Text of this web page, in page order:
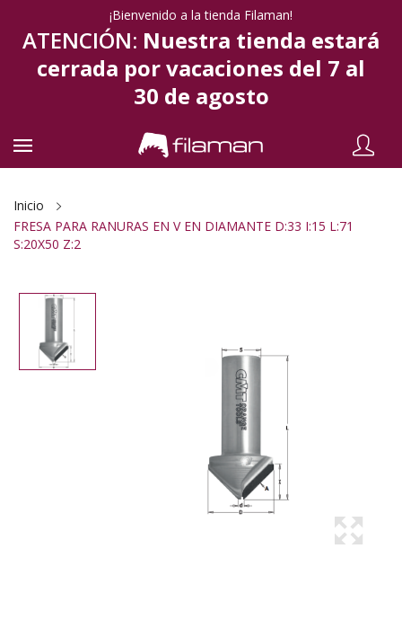
¡Bienvenido a la tienda Filaman!
ATENCIÓN: Nuestra tienda estará
cerrada por vacaciones del 7 al
30 de agosto
Inicio
FRESA PARA RANURAS EN V EN DIAMANTE D:33 I:15 L:71
S:20X50 Z:2